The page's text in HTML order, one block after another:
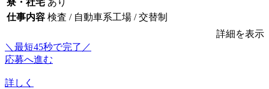
寮・社宅 あり
仕事内容 検査 / 自動車系工場 / 交替制
詳細を表示
＼最短45秒で完了／
応募へ進む
詳しく